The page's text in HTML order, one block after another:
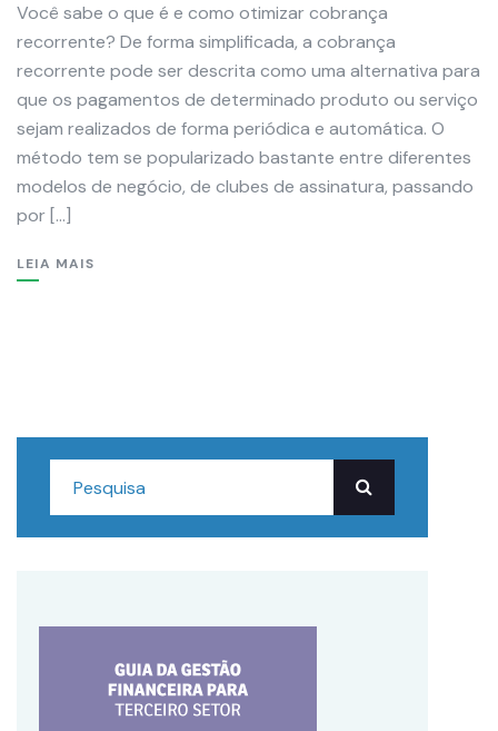
Você sabe o que é e como otimizar cobrança
recorrente? De forma simplificada, a cobrança
recorrente pode ser descrita como uma alternativa para
que os pagamentos de determinado produto ou serviço
sejam realizados de forma periódica e automática. O
método tem se popularizado bastante entre diferentes
modelos de negócio, de clubes de assinatura, passando
por […]
LEIA MAIS